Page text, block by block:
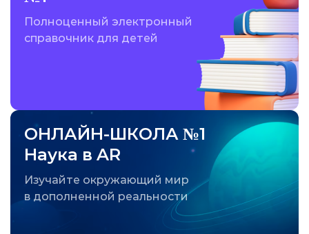
Полноценный электронный
справочник для детей
ОНЛАЙН-ШКОЛА №1
Наука в AR
Изучайте окружающий мир
в дополненной реальности